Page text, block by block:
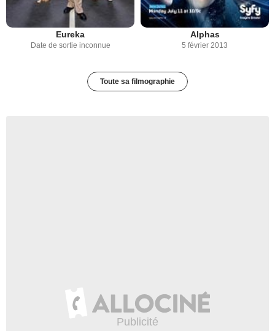
Eureka
Date de sortie inconnue
Alphas
5 février 2013
Toute sa filmographie